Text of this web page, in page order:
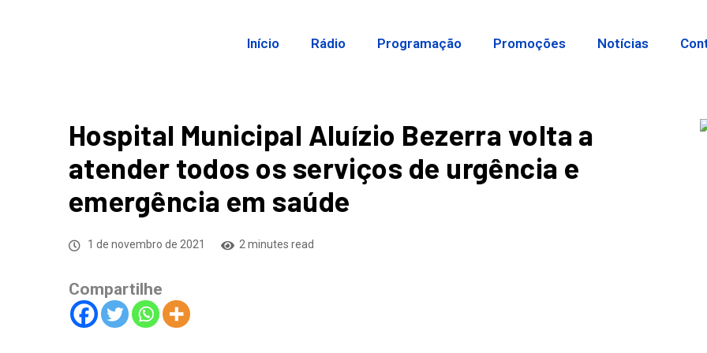
Início Rádio Programação Promoções Notícias
Hospital Municipal Aluízio Bezerra volta a
atender todos os serviços de urgência e
emergência em saúde
1 de novembro de 2021 2 minutes read
Compartilhe